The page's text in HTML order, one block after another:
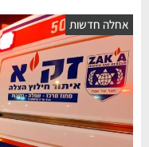
אחלה חדשות